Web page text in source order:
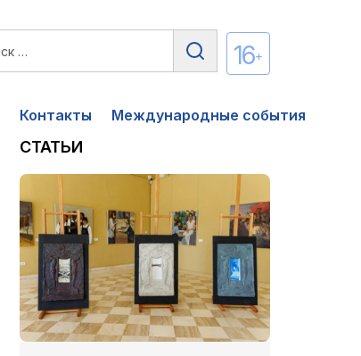
16+
Контакты
Международные события
СТАТЬИ